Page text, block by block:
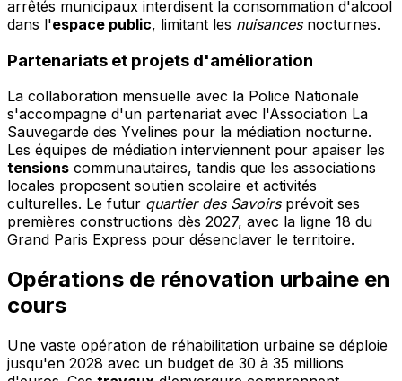
arrêtés municipaux interdisent la consommation d'alcool
dans l'espace public, limitant les nuisancesnocturnes.
Partenariats et projets d'amélioration
La collaboration mensuelle avec la Police Nationale
s'accompagne d'un partenariat avec l'Association La
Sauvegarde des Yvelines pour la médiation nocturne.
Les équipes de médiation interviennent pour apaiser les
tensions communautaires, tandis que les associations
locales proposent soutien scolaire et activités
culturelles. Le futur quartier des Savoirsprévoit ses
premières constructions dès 2027, avec la ligne 18 du
Grand Paris Express pour désenclaver le territoire.
Opérations de rénovation urbaine en
cours
Une vaste opération de réhabilitation urbaine se déploie
jusqu'en 2028 avec un budget de 30 à 35 millions